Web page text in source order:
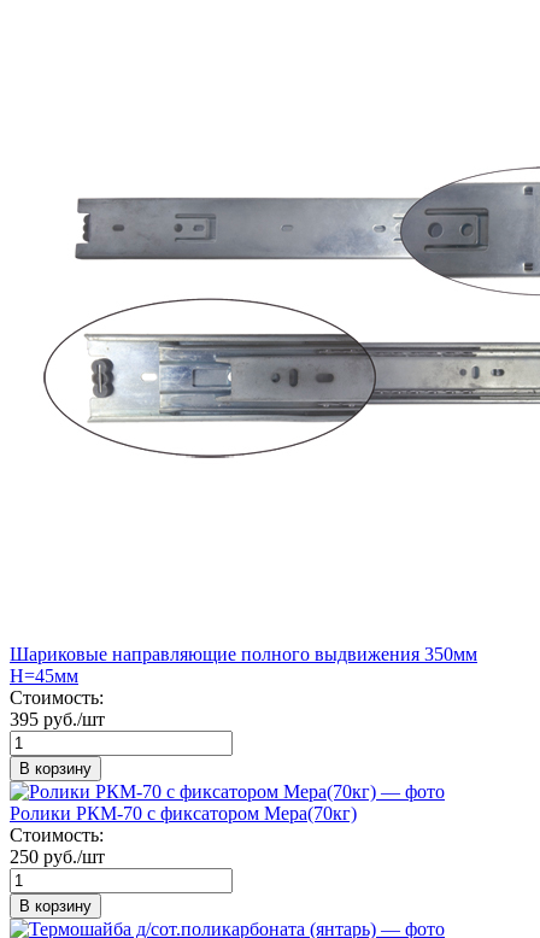
Шариковые направляющие полного выдвижения 350мм
Н=45мм
Стоимость:
395 руб./шт
В корзину
Ролики РКМ-70 с фиксатором Мера(70кг)
Стоимость:
250 руб./шт
В корзину